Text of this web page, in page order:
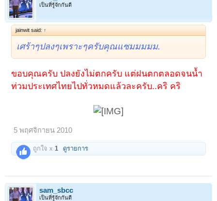
เป็นที่รู้จักกันดี
jainwit said: ↑
เศร้าๆปลงๆเพราะๆครับคุณแซมมมมม.
ขอบคุณครับ ปลงยังไม่ตกครับ แต่ฝนตกตลอดจนน้ำ
ท่วมประเทศไทยไปทั่วหมดแล้วละครับ..คริ คริ
5 พฤศจิกายน 2010
ถูกใจ x1 ดูรายการ
sam_sbcc
เป็นที่รู้จักกันดี